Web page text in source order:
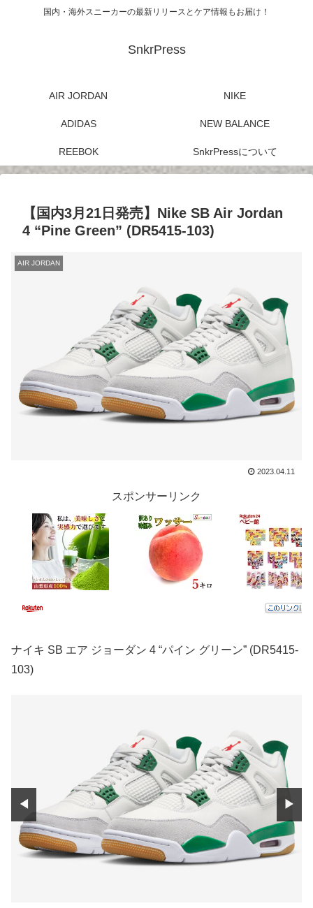
国内・海外スニーカーの最新リリースとケア情報もお届け！
SnkrPress
AIR JORDAN NIKE
ADIDAS NEW BALANCE
REEBOK SnkrPressについて
【国内3月21日発売】Nike SB Air Jordan
4 “Pine Green” (DR5415-103)
AIR JORDAN
2023.04.11
スポンサーリンク
ナイキ SB エア ジョーダン 4 “パイン グリーン” (DR5415-
103)
◀ ▶